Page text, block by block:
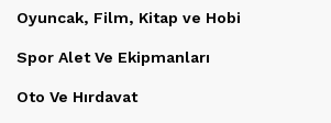
Oyuncak, Film, Kitap ve Hobi
Spor Alet Ve Ekipmanları
Oto Ve Hırdavat